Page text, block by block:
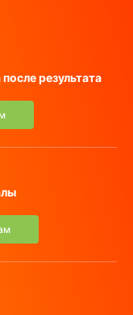
результата